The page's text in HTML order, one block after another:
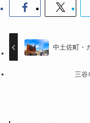
中土佐町・
三谷